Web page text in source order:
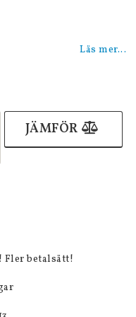
Läs mer...
JÄMFÖR
Fler betalsätt!